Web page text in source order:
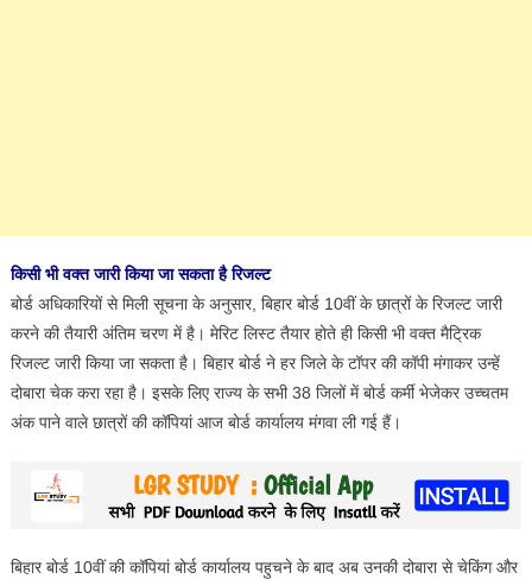
किसी भी वक्त जारी किया जा सकता है रिजल्ट
बोर्ड अधिकारियों से मिली सूचना के अनुसार, बिहार बोर्ड 10वीं के छात्रों के रिजल्ट जारी
करने की तैयारी अंतिम चरण में है। मेरिट लिस्ट तैयार होते ही किसी भी वक्त मैट्रिक
रिजल्ट जारी किया जा सकता है। बिहार बोर्ड ने हर जिले के टॉपर की कॉपी मंगाकर उन्हें
दोबारा चेक करा रहा है। इसके लिए राज्य के सभी 38 जिलों में बोर्ड कर्मी भेजेकर उच्चतम
अंक पाने वाले छात्रों की कॉपियां आज बोर्ड कार्यालय मंगवा ली गई हैं।
बिहार बोर्ड 10वीं की कॉपियां बोर्ड कार्यालय पहुचने के बाद अब उनकी दोबारा से चेकिंग और